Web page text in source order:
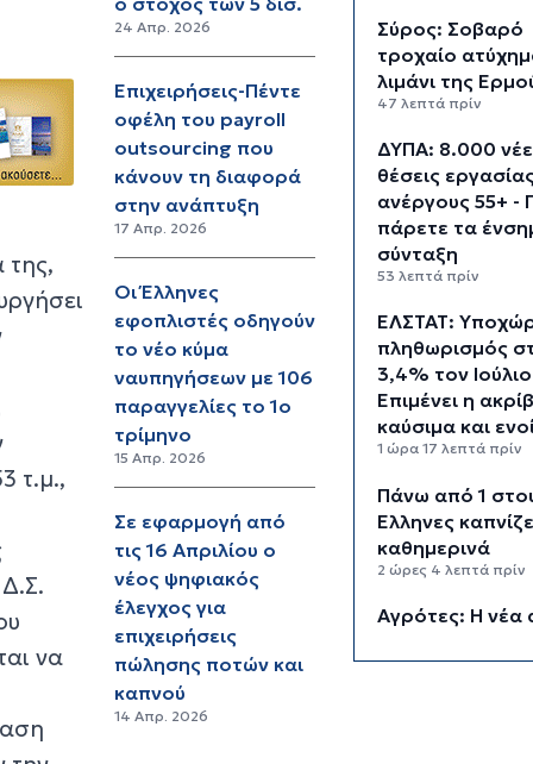
της,
τ.μ.,
να
24 Απρ. 2026
Επιχειρήσεις-Πέντε
οφέλη του payroll
outsourcing που
κάνουν τη διαφορά
στην ανάπτυξη
17 Απρ. 2026
Οι Έλληνες
εφοπλιστές οδηγούν
το νέο κύμα
ναυπηγήσεων με 106
παραγγελίες το 1ο
τρίμηνο
15 Απρ. 2026
Σε εφαρμογή από
τις 16 Απριλίου ο
νέος ψηφιακός
έλεγχος για
επιχειρήσεις
πώλησης ποτών και
καπνού
14 Απρ. 2026
Σύρος: Σοβαρό
τροχαίο
λιμάνι της
47 λεπτά πρίν
ΔΥΠΑ: 8.000
θέσεις
ανέργους 55+ -
πάρετε τα
σύνταξη
53 λεπτά πρίν
ΕΛΣΤΑΤ:
πληθωρισμός
3,4% τον
Επιμένει η
καύσιμα και
1 ώρα 17 λεπτά πρίν
Πάνω από 1
Έλληνες
καθημερινά
2 ώρες 4 λεπτά πρίν
Αγρότες: Η νέα
myAGRO, οι